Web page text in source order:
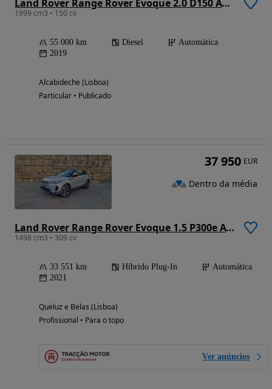
Land Rover Range Rover Evoque 2.0 D150 AWD S Auto
1999 cm3 • 150 cv
55 000 km Diesel
Automática
2019
Alcabideche (Lisboa)
Particular • Publicado
Land Rover Range Rover Evoque 1.5 P300e AWD Nolita Edition Auto
1498 cm3 • 309 cv
33 551 km Híbrido Plug-In
Automática
2021
Queluz e Belas (Lisboa)
Profissional • Para o topo
Ver anúncios
37 950 EUR
Dentro da média